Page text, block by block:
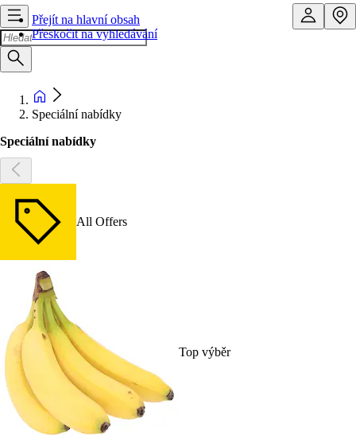
Přejít na hlavní obsah
Přeskočit na vyhledávání
Speciální nabídky
Speciální nabídky
All Offers
Top výběr